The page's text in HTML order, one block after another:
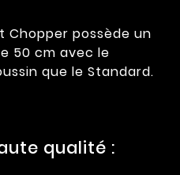
Chopper possède un
50 cm avec le
que le Standard.
qualité :